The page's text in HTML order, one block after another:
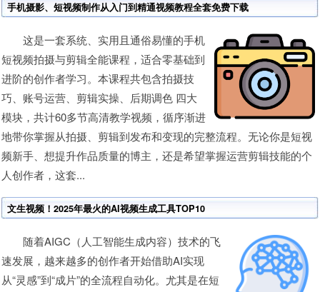
手机摄影、短视频制作从入门到精通视频教程全套免费下载
这是一套系统、实用且通俗易懂的手机
短视频拍摄与剪辑全能课程，适合零基础到
进阶的创作者学习。本课程共包含拍摄技
巧、账号运营、剪辑实操、后期调色 四大
模块，共计60多节高清教学视频，循序渐进
地带你掌握从拍摄、剪辑到发布和变现的完整流程。无论你是短视
频新手、想提升作品质量的博主，还是希望掌握运营剪辑技能的个
人创作者，这套...
文生视频！2025年最火的AI视频生成工具TOP10
随着AIGC（人工智能生成内容）技术的飞
速发展，越来越多的创作者开始借助AI实现
从“灵感”到“成片”的全流程自动化。尤其是在短